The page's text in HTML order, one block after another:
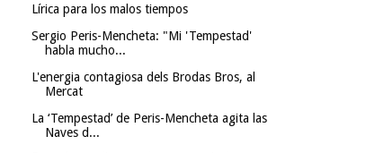
Lírica para los malos tiempos
Sergio Peris-Mencheta: "Mi 'Tempestad'
habla mucho...
L'energia contagiosa dels Brodas Bros, al
Mercat
La ‘Tempestad’ de Peris-Mencheta agita las
Naves d...